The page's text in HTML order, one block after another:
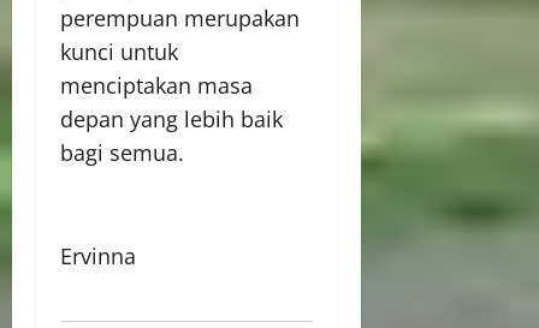
perempuan merupakan
kunci untuk
menciptakan masa
depan yang lebih baik
bagi semua.
Ervinna